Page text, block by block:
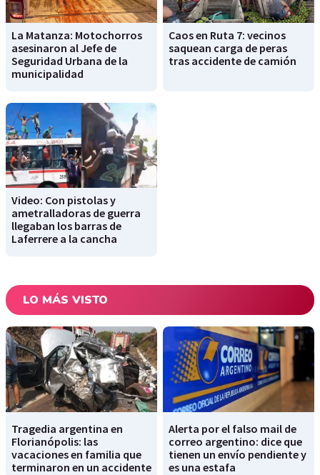
La Matanza: Motochorros
asesinaron al Jefe de
Seguridad Urbana de la
municipalidad
Caos en Ruta 7: vecinos
saquean carga de peras
tras accidente de camión
Video: Con pistolas y
ametralladoras de guerra
llegaban los barras de
Laferrere a la cancha
LO MÁS VISTO
Tragedia argentina en
Florianópolis: las
vacaciones en familia que
terminaron en un accidente
Alerta por el falso mail de
correo argentino: dice que
tienen un envío pendiente y
es una estafa